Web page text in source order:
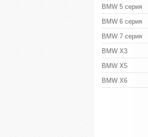
BMW 5 серия
BMW 6 серия
BMW 7 серия
BMW X3
BMW X5
BMW X6